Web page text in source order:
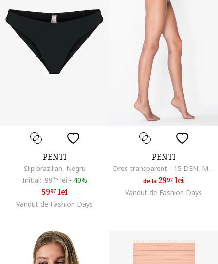
PENTI
Slip brazilian, Negru
Initial: 9995 lei - 40%
5997 lei
Vandut de Fashion Days
PENTI
Dres transparent - 15 DEN, Maro
de la 2997lei
Vandut de Fashion Days